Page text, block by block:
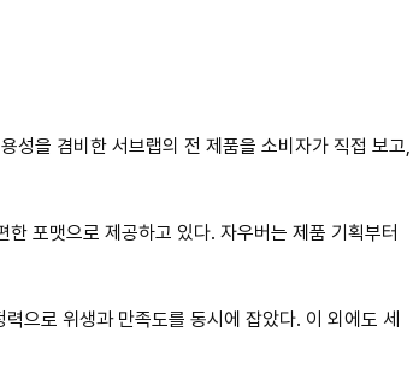
성을 겸비한 서브랩의 전 제품을 소비자가 직접 보고,
포맷으로 제공하고 있다. 자우버는 제품 기획부터
으로 위생과 만족도를 동시에 잡았다. 이 외에도 세